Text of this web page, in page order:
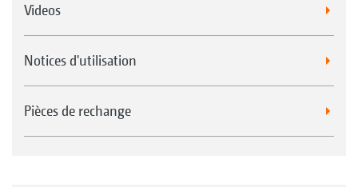
Videos
Notices d'utilisation
Pièces de rechange